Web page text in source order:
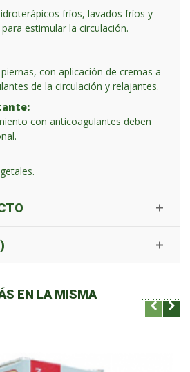
fríos, lavados fríos y
estimular la circulación.
con aplicación de cremas a
de la circulación y relajantes.
con anticoagulantes deben
EN LA MISMA